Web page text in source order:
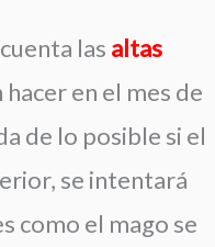
las altas
en el mes de
de lo posible si el
se intentará
como el mago se